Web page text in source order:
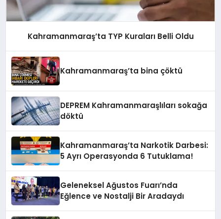
Kahramanmaraş’ta TYP Kuraları Belli Oldu
Kahramanmaraş’ta bina çöktü
DEPREM Kahramanmaraşlıları sokağa
döktü
Kahramanmaraş’ta Narkotik Darbesi:
5 Ayrı Operasyonda 6 Tutuklama!
Geleneksel Ağustos Fuarı’nda
Eğlence ve Nostalji Bir Aradaydı